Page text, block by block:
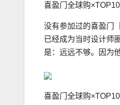
喜盈门全球购
没有参加过的喜盈门
已经成为当时设计师
是：远远不够。因为
喜盈门全球购